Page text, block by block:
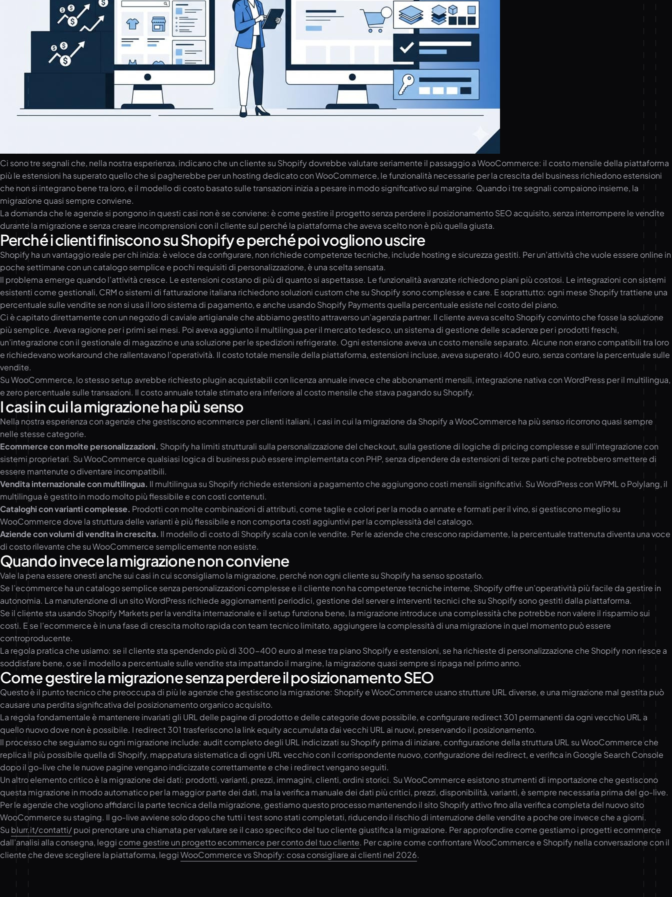
Ci sono tre segnali che, nella nostra esperienza, indicano che un cliente su Shopify dovrebbe valutare seriamente il passaggio a WooCommerce: il costo mensile della piattaforma
più le estensioni ha superato quello che si pagherebbe per un hosting dedicato con WooCommerce, le funzionalità necessarie per la crescita del business richiedono estensioni
che non si integrano bene tra loro, e il modello di costo basato sulle transazioni inizia a pesare in modo significativo sul margine. Quando i tre segnali compaiono insieme, la
migrazione quasi sempre conviene.
La domanda che le agenzie si pongono in questi casi non è se conviene: è come gestire il progetto senza perdere il posizionamento SEO acquisito, senza interrompere le vendite
durante la migrazione e senza creare incomprensioni con il cliente sul perché la piattaforma che aveva scelto non è più quella giusta.
Perché i clienti finiscono su Shopify e perché poi vogliono uscire
Shopify ha un vantaggio reale per chi inizia: è veloce da configurare, non richiede competenze tecniche, include hosting e sicurezza gestiti. Per un’attività che vuole essere online in
poche settimane con un catalogo semplice e pochi requisiti di personalizzazione, è una scelta sensata.
Il problema emerge quando l’attività cresce. Le estensioni costano di più di quanto si aspettasse. Le funzionalità avanzate richiedono piani più costosi. Le integrazioni con sistemi
esistenti come gestionali, CRM o sistemi di fatturazione italiana richiedono soluzioni custom che su Shopify sono complesse e care. E soprattutto: ogni mese Shopify trattiene una
percentuale sulle vendite se non si usa il loro sistema di pagamento, e anche usando Shopify Payments quella percentuale esiste nel costo del piano.
Ci è capitato direttamente con un negozio di caviale artigianale che abbiamo gestito attraverso un’agenzia partner. Il cliente aveva scelto Shopify convinto che fosse la soluzione
più semplice. Aveva ragione per i primi sei mesi. Poi aveva aggiunto il multilingua per il mercato tedesco, un sistema di gestione delle scadenze per i prodotti freschi,
un’integrazione con il gestionale di magazzino e una soluzione per le spedizioni refrigerate. Ogni estensione aveva un costo mensile separato. Alcune non erano compatibili tra loro
e richiedevano workaround che rallentavano l’operatività. Il costo totale mensile della piattaforma, estensioni incluse, aveva superato i 400 euro, senza contare la percentuale sulle
vendite.
Su WooCommerce, lo stesso setup avrebbe richiesto plugin acquistabili con licenza annuale invece che abbonamenti mensili, integrazione nativa con WordPress per il multilingua,
e zero percentuale sulle transazioni. Il costo annuale totale stimato era inferiore al costo mensile che stava pagando su Shopify.
I casi in cui la migrazione ha più senso
Nella nostra esperienza con agenzie che gestiscono ecommerce per clienti italiani, i casi in cui la migrazione da Shopify a WooCommerce ha più senso ricorrono quasi sempre
nelle stesse categorie.
Ecommerce con molte personalizzazioni. Shopify ha limiti strutturali sulla personalizzazione del checkout, sulla gestione di logiche di pricing complesse e sull’integrazione con
sistemi proprietari. Su WooCommerce qualsiasi logica di business può essere implementata con PHP, senza dipendere da estensioni di terze parti che potrebbero smettere di
essere mantenute o diventare incompatibili.
Vendita internazionale con multilingua. Il multilingua su Shopify richiede estensioni a pagamento che aggiungono costi mensili significativi. Su WordPress con WPML o Polylang, il
multilingua è gestito in modo molto più flessibile e con costi contenuti.
Cataloghi con varianti complesse. Prodotti con molte combinazioni di attributi, come taglie e colori per la moda o annate e formati per il vino, si gestiscono meglio su
WooCommerce dove la struttura delle varianti è più flessibile e non comporta costi aggiuntivi per la complessità del catalogo.
Aziende con volumi di vendita in crescita. Il modello di costo di Shopify scala con le vendite. Per le aziende che crescono rapidamente, la percentuale trattenuta diventa una voce
di costo rilevante che su WooCommerce semplicemente non esiste.
Quando invece la migrazione non conviene
Vale la pena essere onesti anche sui casi in cui sconsigliamo la migrazione, perché non ogni cliente su Shopify ha senso spostarlo.
Se l’ecommerce ha un catalogo semplice senza personalizzazioni complesse e il cliente non ha competenze tecniche interne, Shopify offre un’operatività più facile da gestire in
autonomia. La manutenzione di un sito WordPress richiede aggiornamenti periodici, gestione del server e interventi tecnici che su Shopify sono gestiti dalla piattaforma.
Se il cliente sta usando Shopify Markets per la vendita internazionale e il setup funziona bene, la migrazione introduce una complessità che potrebbe non valere il risparmio sui
costi. E se l’ecommerce è in una fase di crescita molto rapida con team tecnico limitato, aggiungere la complessità di una migrazione in quel momento può essere
controproducente.
La regola pratica che usiamo: se il cliente sta spendendo più di 300-400 euro al mese tra piano Shopify e estensioni, se ha richieste di personalizzazione che Shopify non riesce a
soddisfare bene, o se il modello a percentuale sulle vendite sta impattando il margine, la migrazione quasi sempre si ripaga nel primo anno.
Come gestire la migrazione senza perdere il posizionamento SEO
Questo è il punto tecnico che preoccupa di più le agenzie che gestiscono la migrazione: Shopify e WooCommerce usano strutture URL diverse, e una migrazione mal gestita può
causare una perdita significativa del posizionamento organico acquisito.
La regola fondamentale è mantenere invariati gli URL delle pagine di prodotto e delle categorie dove possibile, e configurare redirect 301 permanenti da ogni vecchio URL a
quello nuovo dove non è possibile. I redirect 301 trasferiscono la link equity accumulata dai vecchi URL ai nuovi, preservando il posizionamento.
Il processo che seguiamo su ogni migrazione include: audit completo degli URL indicizzati su Shopify prima di iniziare, configurazione della struttura URL su WooCommerce che
replica il più possibile quella di Shopify, mappatura sistematica di ogni URL vecchio con il corrispondente nuovo, configurazione dei redirect, e verifica in Google Search Console
dopo il go-live che le nuove pagine vengano indicizzate correttamente e che i redirect vengano seguiti.
Un altro elemento critico è la migrazione dei dati: prodotti, varianti, prezzi, immagini, clienti, ordini storici. Su WooCommerce esistono strumenti di importazione che gestiscono
questa migrazione in modo automatico per la maggior parte dei dati, ma la verifica manuale dei dati più critici, prezzi, disponibilità, varianti, è sempre necessaria prima del go-live.
Per le agenzie che vogliono affidarci la parte tecnica della migrazione, gestiamo questo processo mantenendo il sito Shopify attivo fino alla verifica completa del nuovo sito
WooCommerce su staging. Il go-live avviene solo dopo che tutti i test sono stati completati, riducendo il rischio di interruzione delle vendite a poche ore invece che a giorni.
Su blurr.it/contatti/puoi prenotare una chiamata per valutare se il caso specifico del tuo cliente giustifica la migrazione. Per approfondire come gestiamo i progetti ecommerce
dall’analisi alla consegna, leggi come gestire un progetto ecommerce per conto del tuo cliente. Per capire come confrontare WooCommerce e Shopify nella conversazione con il
cliente che deve scegliere la piattaforma, leggiWooCommerce vs Shopify: cosa consigliare ai clienti nel 2026.